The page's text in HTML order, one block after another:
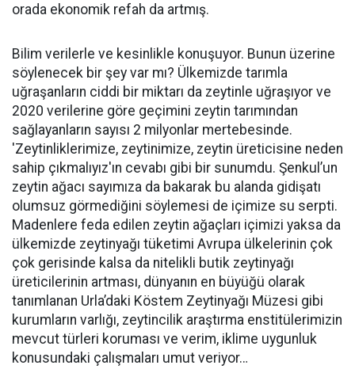
orada ekonomik refah da artmış.
Bilim verilerle ve kesinlikle konuşuyor. Bunun üzerine
söylenecek bir şey var mı? Ülkemizde tarımla
uğraşanların ciddi bir miktarı da zeytinle uğraşıyor ve
2020 verilerine göre geçimini zeytin tarımından
sağlayanların sayısı 2 milyonlar mertebesinde.
'Zeytinliklerimize, zeytinimize, zeytin üreticisine neden
sahip çıkmalıyız'ın cevabı gibi bir sunumdu. Şenkul’un
zeytin ağacı sayımıza da bakarak bu alanda gidişatı
olumsuz görmediğini söylemesi de içimize su serpti.
Madenlere feda edilen zeytin ağaçları içimizi yaksa da
ülkemizde zeytinyağı tüketimi Avrupa ülkelerinin çok
çok gerisinde kalsa da nitelikli butik zeytinyağı
üreticilerinin artması, dünyanın en büyüğü olarak
tanımlanan Urla’daki Köstem Zeytinyağı Müzesi gibi
kurumların varlığı, zeytincilik araştırma enstitülerimizin
mevcut türleri koruması ve verim, iklime uygunluk
konusundaki çalışmaları umut veriyor…